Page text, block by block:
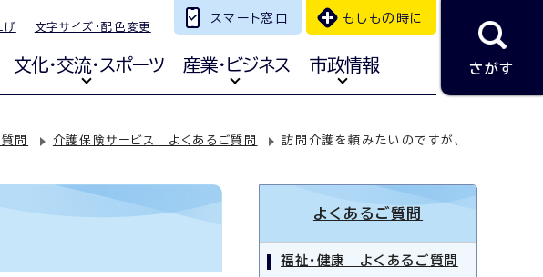
げ 文字サイズ・配色変更
スマート窓口 もしもの時に
文化・交流・スポーツ 産業・ビジネス 市政情報 さがす
問 介護保険サービス よくあるご質問
訪問介護を頼みたいのですが、
よくあるご質問
福祉・健康 よくあるご質問